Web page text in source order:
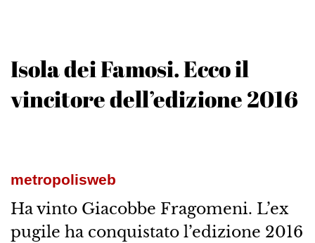
Isola dei Famosi. Ecco il
vincitore dell’edizione 2016
metropolisweb
Ha vinto Giacobbe Fragomeni. L’ex
pugile ha conquistato l’edizione 2016